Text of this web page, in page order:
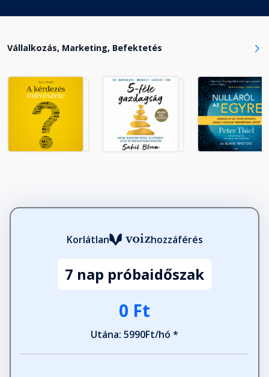
Vállalkozás, Marketing, Befektetés
Korlátlan hozzáférés
7 nap próbaidőszak
0 Ft
Utána: 5990Ft/hó *